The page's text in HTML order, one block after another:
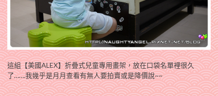
這組【美國ALEX】折疊式兒童專用畫架，放在口袋名單裡很久
了…….我幾乎是月月查看有無人要拍賣或是降價說~~